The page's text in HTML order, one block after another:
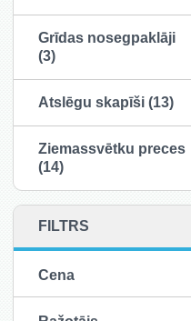
Grīdas nosegpaklāji
(3)
Atslēgu skapīši (13)
Ziemassvētku preces
(14)
FILTRS
Cena